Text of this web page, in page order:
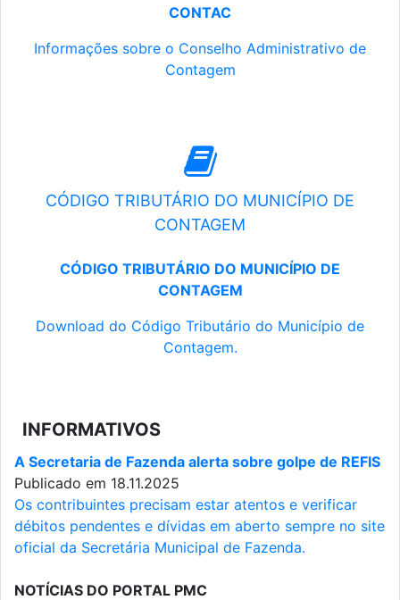
CONTAC
Informações sobre o Conselho Administrativo de
Contagem
CÓDIGO TRIBUTÁRIO DO MUNICÍPIO DE
CONTAGEM
CÓDIGO TRIBUTÁRIO DO MUNICÍPIO DE
CONTAGEM
Download do Código Tributário do Município de
Contagem.
INFORMATIVOS
A Secretaria de Fazenda alerta sobre golpe de REFIS
Publicado em 18.11.2025
Os contribuintes precisam estar atentos e verificar
débitos pendentes e dívidas em aberto sempre no site
oficial da Secretária Municipal de Fazenda.
NOTÍCIAS DO PORTAL PMC